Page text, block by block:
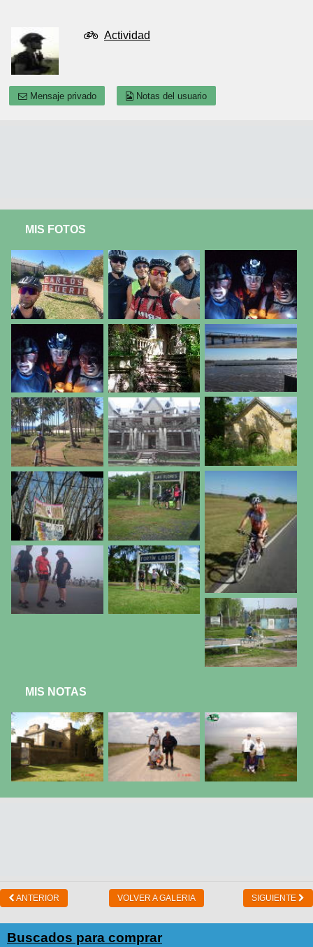
Actividad
Mensaje privado Notas del usuario
MIS FOTOS
MIS NOTAS
ANTERIOR VOLVER A GALERIA SIGUIENTE
Buscados para comprar